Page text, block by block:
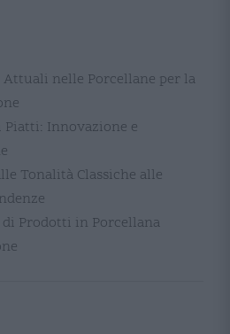
Attuali nelle Porcellane per la
Piatti: Innovazione e
Tonalità Classiche alle
di Prodotti in Porcellana